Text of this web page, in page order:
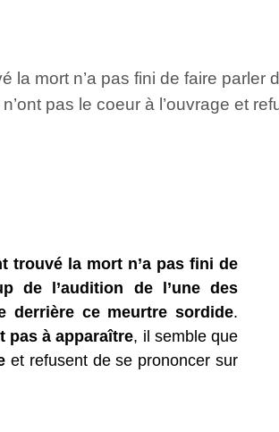
mort n’a pas fini de faire parler
pas le coeur à l’ouvrage et
trouvé la mort n’a pas fini de
de l’audition de l’une des
derrière ce meurtre sordide.
pas à apparaître, il semble que
et refusent de se prononcer sur